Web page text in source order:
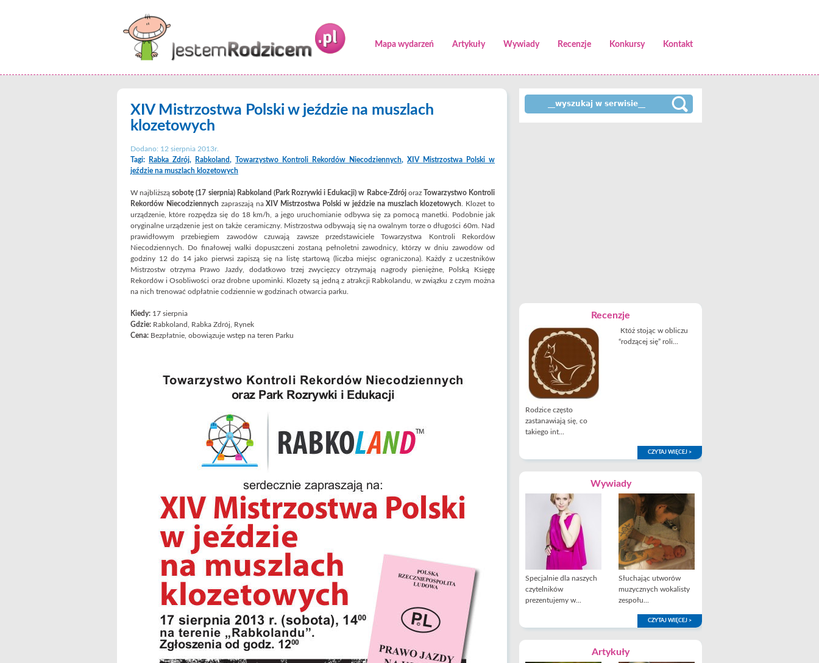
Mapa wydarzeń Artykuły Wywiady Recenzje Konkursy Kontakt
XIV Mistrzostwa Polski w jeździe na muszlach
klozetowych
Dodano: 12 sierpnia 2013r.
Tagi:
Rabka Zdrój, Rabkoland, Towarzystwo Kontroli Rekordów Niecodziennych, XIV Mistrzostwa Polski w
jeździe na muszlach klozetowych
W najbliższąsobotę (17 sierpnia) Rabkoland (Park Rozrywki i Edukacji) w Rabce-Zdrójoraz Towarzystwo Kontroli
Rekordów Niecodziennych zapraszają naXIV Mistrzostwa Polski w jeździe na muszlach klozetowych
. Klozet to
urządzenie, które rozpędza się do 18 km/h, a jego uruchomianie odbywa się za pomocą manetki. Podobnie jak
oryginalne urządzenie jest on także ceramiczny. Mistrzostwa odbywają się na owalnym torze o długości 60m. Nad
prawidłowym przebiegiem zawodów czuwają zawsze przedstawiciele Towarzystwa Kontroli Rekordów
Niecodziennych. Do finałowej walki dopuszczeni zostaną pełnoletni zawodnicy, którzy w dniu zawodów od
godziny 12 do 14 jako pierwsi zapiszą się na listę startową (liczba miejsc ograniczona). Każdy z uczestników
Mistrzostw otrzyma Prawo Jazdy, dodatkowo trzej zwycięzcy otrzymają nagrody pieniężne, Polską Księgę
Rekordów i Osobliwości oraz drobne upominki. Klozety są jedną z atrakcji Rabkolandu, w związku z czym można
na nich trenować odpłatnie codziennie w godzinach otwarcia parku.
Kiedy: 17 sierpnia
Gdzie: Rabkoland, Rabka Zdrój, Rynek
Cena: Bezpłatnie, obowiązuje wstęp na teren Parku
Recenzje
Rodzice często
zastanawiają się, co
takiego int...
Któż stojąc w obliczu
“rodzącej się” roli...
CZYTAJ WIĘCEJ >
Wywiady
Specjalnie dla naszych
czytelników
prezentujemy w...
Słuchając utworów
muzycznych wokalisty
zespołu...
CZYTAJ WIĘCEJ >
Artykuły